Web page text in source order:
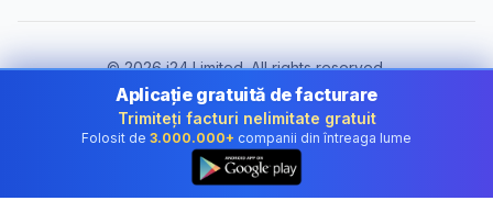
©2026i24 Limited. All rights reserved.
Pentru companii în Romania
Schimbă țara:
Romania
Aplicație gratuită de facturare
Trimiteți facturi nelimitate gratuit
Folosit de 3.000.000+ companii din întreaga lume